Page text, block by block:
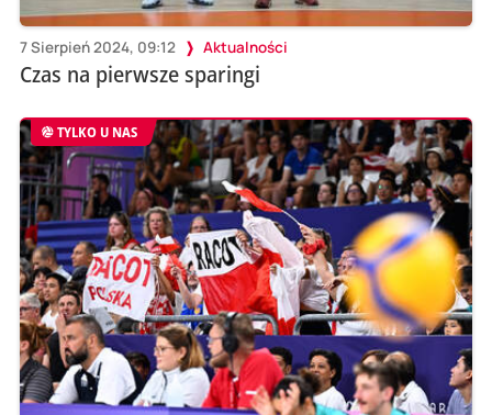
7 Sierpień 2024, 09:12 Aktualności
Czas na pierwsze sparingi
TYLKO U NAS